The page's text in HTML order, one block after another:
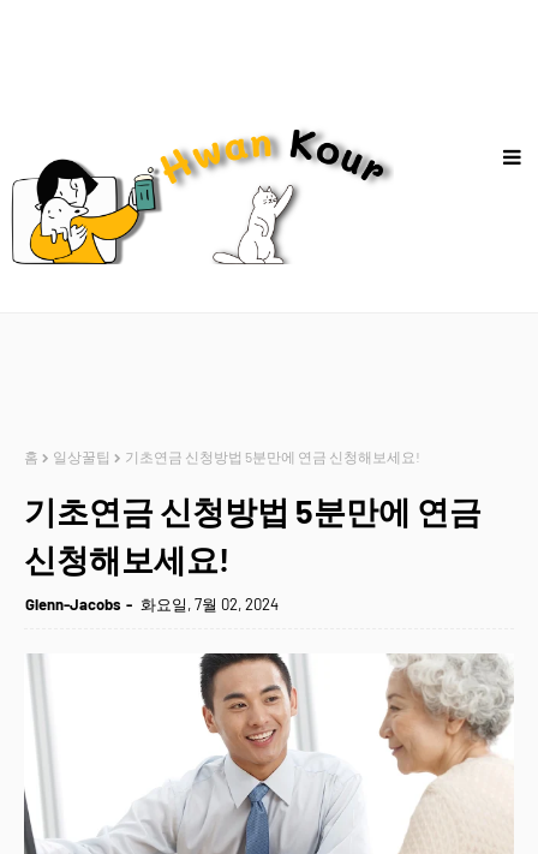
홈 일상꿀팁 기초연금 신청방법 5분만에 연금 신청해보세요!
기초연금 신청방법 5분만에 연금
신청해보세요!
Glenn-Jacobs 화요일, 7월 02, 2024